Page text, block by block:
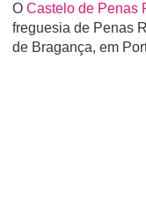
O Castelo de Penas
freguesia de Penas
de Bragança, em